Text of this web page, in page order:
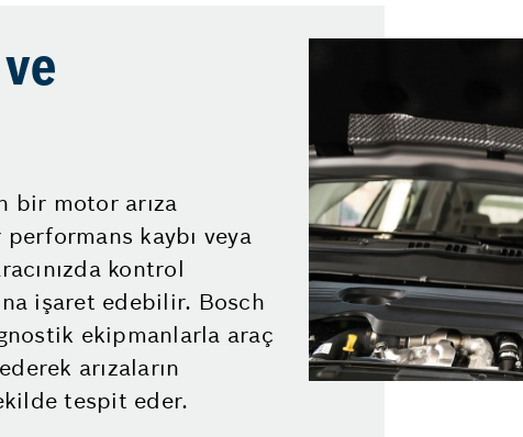
bir motor arıza
kaybı veya
kontrol
işaret edebilir. Bosch
ekipmanlarla araç
arızaların
tespit eder.